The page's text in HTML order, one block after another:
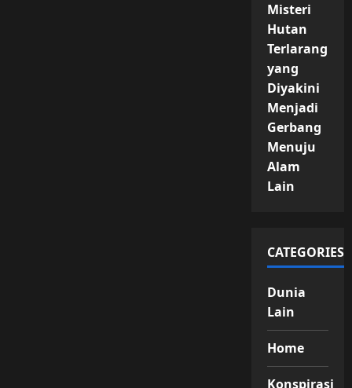
Misteri
Hutan
Terlarang
yang
Diyakini
Menjadi
Gerbang
Menuju
Alam
Lain
CATEGORIES
Dunia
Lain
Home
Konspirasi